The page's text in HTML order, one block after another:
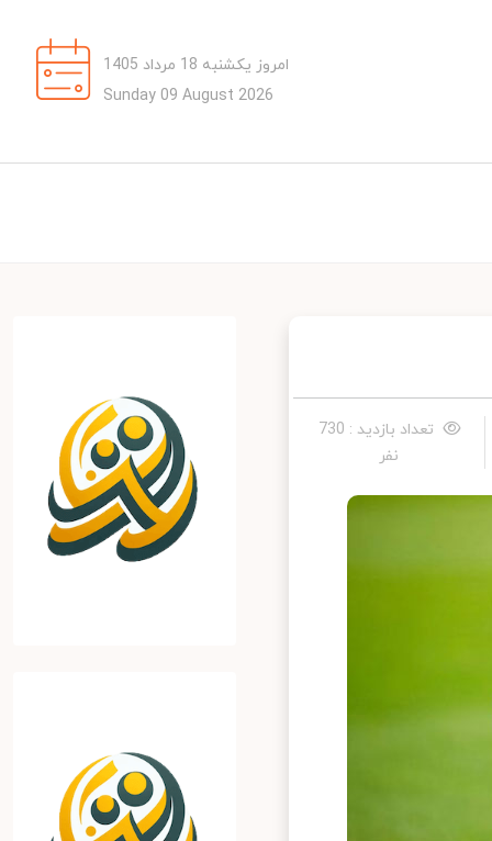
امروز یکشنبه 18 مرداد 1405
Sunday 09 August 2026
تعداد بازدید : 730
نفر